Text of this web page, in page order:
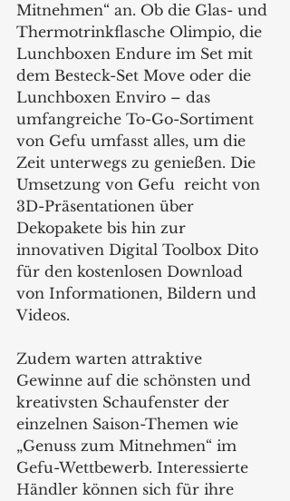
Mitnehmen“ an. Ob die Glas- und
Thermotrinkflasche Olimpio, die
Lunchboxen Endure im Set mit
dem Besteck-Set Move oder die
Lunchboxen Enviro – das
umfangreiche To-Go-Sortiment
von Gefu umfasst alles, um die
Zeit unterwegs zu genießen. Die
Umsetzung von Gefu  reicht von
3D-Präsentationen über
Dekopakete bis hin zur
innovativen Digital Toolbox Dito
für den kostenlosen Download
von Informationen, Bildern und
Videos.
Zudem warten attraktive
Gewinne auf die schönsten und
kreativsten Schaufenster der
einzelnen Saison-Themen wie
„Genuss zum Mitnehmen“ im
Gefu-Wettbewerb. Interessierte
Händler können sich für ihre